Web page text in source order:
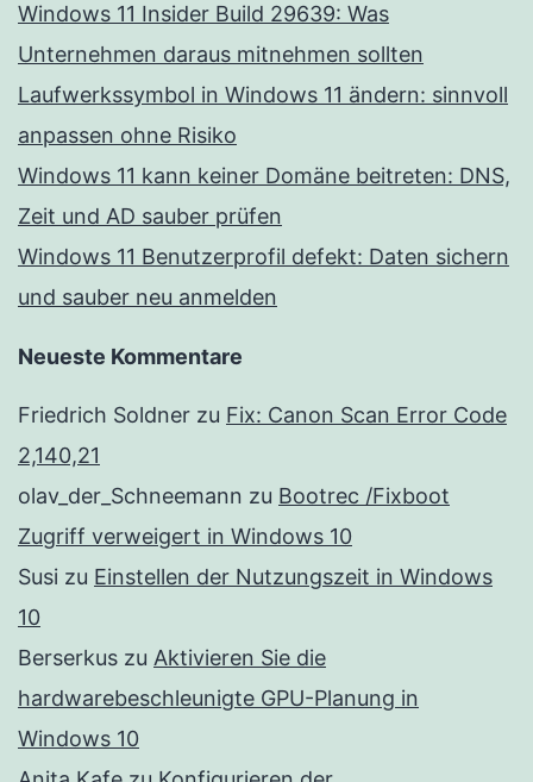
Windows 11 Insider Build 29639: Was
Unternehmen daraus mitnehmen sollten
Laufwerkssymbol in Windows 11 ändern: sinnvoll
anpassen ohne Risiko
Windows 11 kann keiner Domäne beitreten: DNS,
Zeit und AD sauber prüfen
Windows 11 Benutzerprofil defekt: Daten sichern
und sauber neu anmelden
Neueste Kommentare
Friedrich Soldner zu Fix: Canon Scan Error Code
2,140,21
olav_der_Schneemann zu Bootrec /Fixboot
Zugriff verweigert in Windows 10
Susi zu Einstellen der Nutzungszeit in Windows
10
Berserkus zu Aktivieren Sie die
hardwarebeschleunigte GPU-Planung in
Windows 10